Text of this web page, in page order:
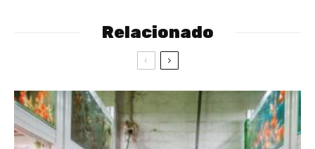
Relacionado